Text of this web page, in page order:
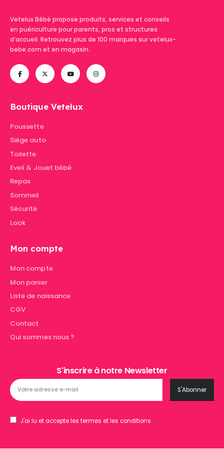
Vetelux Bébé propose produits, services et conseils
en puériculture pour parents, pros et structures
d’accueil. Retrouvez plus de 100 marques sur vetelux-
bebe.com et en magasin.
Boutique Vetelux
Poussette
Siège auto
Toilette
Eveil & Jouet bébé
Repas
Sommeil
Sécurité
Look
Mon compte
Mon compte
Mon panier
Liste de naissance
CGV
Contact
Qui sommes nous ?
S'inscrire à notre Newsletter
J'ai lu et accepte les termes et les conditions